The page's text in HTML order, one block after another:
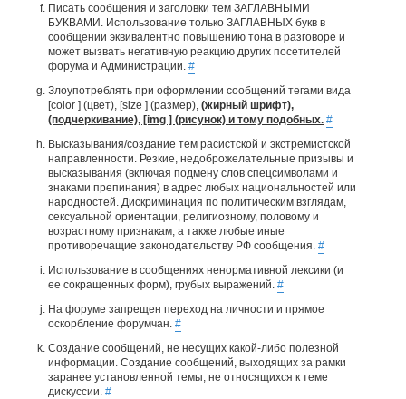
Писать сообщения и заголовки тем ЗАГЛАВНЫМИ
БУКВАМИ. Использование только ЗАГЛАВНЫХ букв в
сообщении эквивалентно повышению тона в разговоре и
может вызвать негативную реакцию других посетителей
форума и Администрации. #
Злоупотреблять при оформлении сообщений тегами вида
[color ] (цвет), [size ] (размер), (жирный шрифт),
(подчеркивание), [img ] (рисунок) и тому подобных. #
Высказывания/создание тем расистской и экстремистской
направленности. Резкие, недоброжелательные призывы и
высказывания (включая подмену слов спецсимволами и
знаками препинания) в адрес любых национальностей или
народностей. Дискриминация по политическим взглядам,
сексуальной ориентации, религиозному, половому и
возрастному признакам, а также любые иные
противоречащие законодательству РФ сообщения. #
Использование в сообщениях ненормативной лексики (и
ее сокращенных форм), грубых выражений. #
На форуме запрещен переход на личности и прямое
оскорбление форумчан. #
Создание сообщений, не несущих какой-либо полезной
информации. Создание сообщений, выходящих за рамки
заранее установленной темы, не относящихся к теме
дискуссии. #